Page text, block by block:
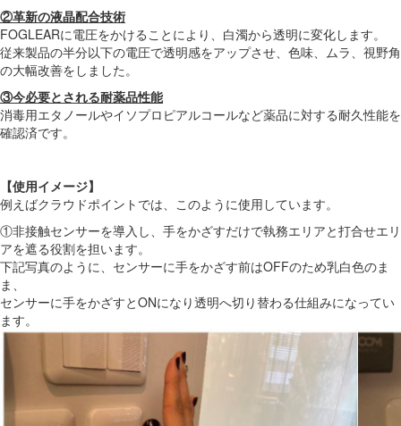
②革新の液晶配合技術
FOGLEARに電圧をかけることにより、白濁から透明に変化します。
従来製品の半分以下の電圧で透明感をアップさせ、色味、ムラ、視野角
の大幅改善をしました。
③今必要とされる耐薬品性能
消毒用エタノールやイソプロピアルコールなど薬品に対する耐久性能を
確認済です。
【使用イメージ】
例えばクラウドポイントでは、このように使用しています。
①非接触センサーを導入し、手をかざすだけで執務エリアと打合せエリ
アを遮る役割を担います。
下記写真のように、センサーに手をかざす前はOFFのため乳白色のま
ま、
センサーに手をかざすとONになり透明へ切り替わる仕組みになってい
ます。